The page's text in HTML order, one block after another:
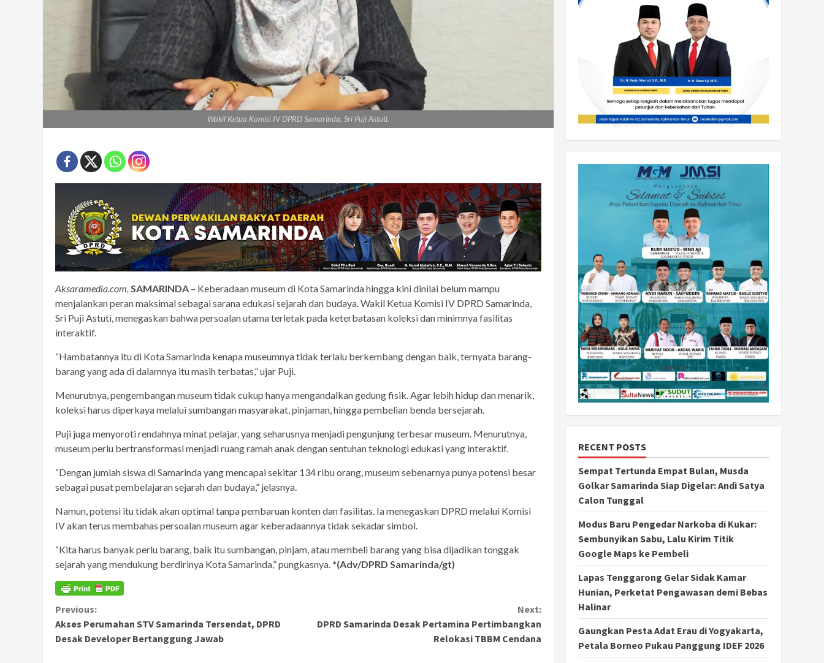
Wakil Ketua Komisi IV DPRD Samarinda, Sri Puji Astuti.
Aksaramedia.com, SAMARINDA – Keberadaan museum di Kota Samarinda hingga kini dinilai belum mampu
menjalankan peran maksimal sebagai sarana edukasi sejarah dan budaya. Wakil Ketua Komisi IV DPRD Samarinda,
Sri Puji Astuti, menegaskan bahwa persoalan utama terletak pada keterbatasan koleksi dan minimnya fasilitas
interaktif.
“Hambatannya itu di Kota Samarinda kenapa museumnya tidak terlalu berkembang dengan baik, ternyata barang-
barang yang ada di dalamnya itu masih terbatas,” ujar Puji.
Menurutnya, pengembangan museum tidak cukup hanya mengandalkan gedung fisik. Agar lebih hidup dan menarik,
koleksi harus diperkaya melalui sumbangan masyarakat, pinjaman, hingga pembelian benda bersejarah.
Puji juga menyoroti rendahnya minat pelajar, yang seharusnya menjadi pengunjung terbesar museum. Menurutnya,
museum perlu bertransformasi menjadi ruang ramah anak dengan sentuhan teknologi edukasi yang interaktif.
“Dengan jumlah siswa di Samarinda yang mencapai sekitar 134 ribu orang, museum sebenarnya punya potensi besar
sebagai pusat pembelajaran sejarah dan budaya,” jelasnya.
Namun, potensi itu tidak akan optimal tanpa pembaruan konten dan fasilitas. Ia menegaskan DPRD melalui Komisi
IV akan terus membahas persoalan museum agar keberadaannya tidak sekadar simbol.
“Kita harus banyak perlu barang, baik itu sumbangan, pinjam, atau membeli barang yang bisa dijadikan tonggak
sejarah yang mendukung berdirinya Kota Samarinda,” pungkasnya. *(Adv/DPRD Samarinda/gt)
Continue
Reading
Previous:
Akses Perumahan STV Samarinda Tersendat, DPRD
Desak Developer Bertanggung Jawab
Next:
DPRD Samarinda Desak Pertamina Pertimbangkan
Relokasi TBBM Cendana
RECENT POSTS
Sempat Tertunda Empat Bulan, Musda
Golkar Samarinda Siap Digelar: Andi Satya
Calon Tunggal
Modus Baru Pengedar Narkoba di Kukar:
Sembunyikan Sabu, Lalu Kirim Titik
Google Maps ke Pembeli
Lapas Tenggarong Gelar Sidak Kamar
Hunian, Perketat Pengawasan demi Bebas
Halinar
Gaungkan Pesta Adat Erau di Yogyakarta,
Petala Borneo Pukau Panggung IDEF 2026